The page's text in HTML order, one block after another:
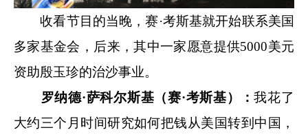
收看节目的当晚，赛·考斯基就开始联系美国
多家基金会，后来，其中一家愿意提供5000美元
资助殷玉珍的治沙事业。
罗纳德·萨科尔斯基（赛·考斯基）：我花了
大约三个月时间研究如何把钱从美国转到中国，